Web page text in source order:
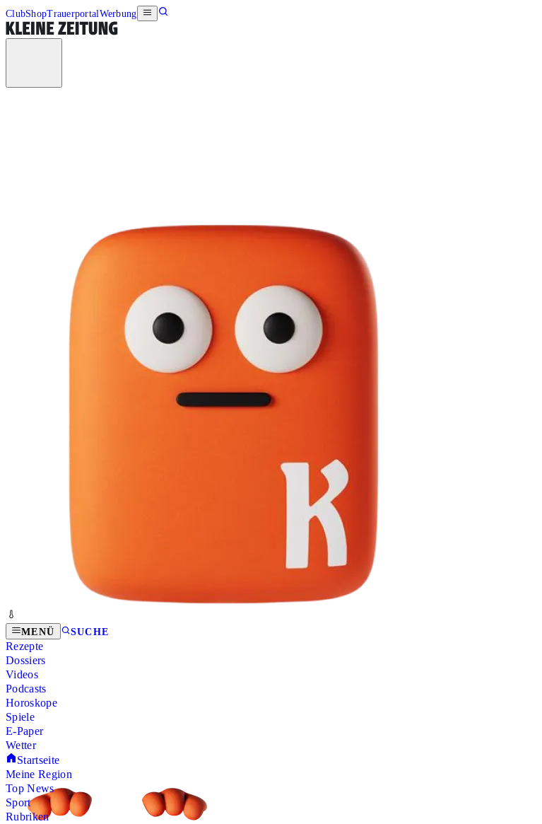
ClubShopTrauerportalWerbung
MENÜ SUCHE
Rezepte
Dossiers
Videos
Podcasts
Horoskope
Spiele
E-Paper
Wetter
Startseite
Meine Region
Top News
Sport
Rubriken